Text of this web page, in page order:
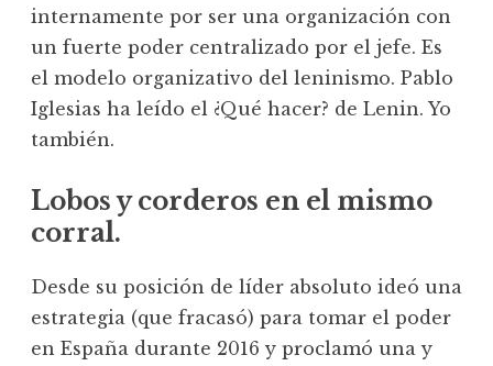
internamente por ser una organización con
un fuerte poder centralizado por el jefe. Es
el modelo organizativo del leninismo. Pablo
Iglesias ha leído el ¿Qué hacer? de Lenin. Yo
también.
Lobos y corderos en el mismo
corral.
Desde su posición de líder absoluto ideó una
estrategia (que fracasó) para tomar el poder
en España durante 2016 y proclamó una y